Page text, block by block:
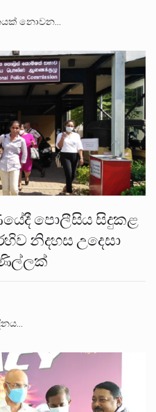
නොවන…
පොලීසිය සිදුකළ
නිදහස උදෙසා